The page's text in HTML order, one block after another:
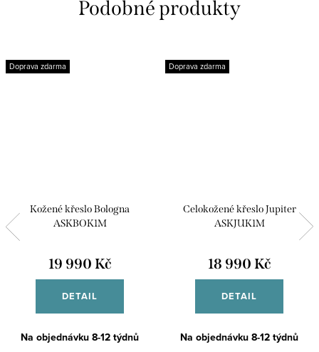
Doprava zdarma
Kožené křeslo Bologna
ASKBOK1M
19 990 Kč
DETAIL
Na objednávku 8-12 týdnů
Doprava zdarma
Celokožené křeslo Jupiter
ASKJUK1M
18 990 Kč
DETAIL
Na objednávku 8-12 týdnů